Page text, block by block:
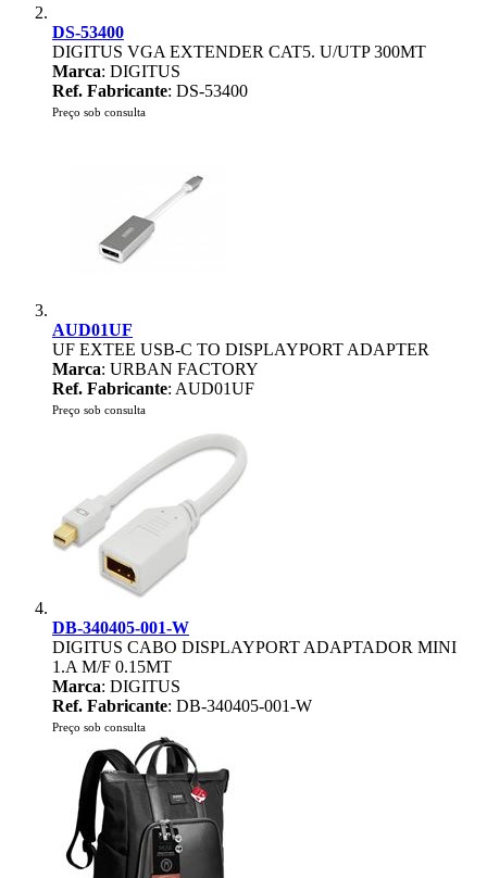
DS-53400
DIGITUS VGA EXTENDER CAT5. U/UTP 300MT
Marca: DIGITUS
Ref. Fabricante: DS-53400
Preço sob consulta
AUD01UF
UF EXTEE USB-C TO DISPLAYPORT ADAPTER
Marca: URBAN FACTORY
Ref. Fabricante: AUD01UF
Preço sob consulta
DB-340405-001-W
DIGITUS CABO DISPLAYPORT ADAPTADOR MINI
1.A M/F 0.15MT
Marca: DIGITUS
Ref. Fabricante: DB-340405-001-W
Preço sob consulta